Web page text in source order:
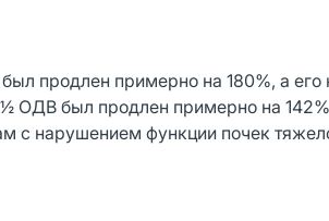
продлен примерно на 180%, а
ОДВ был продлен примерно на
нарушением функции почек